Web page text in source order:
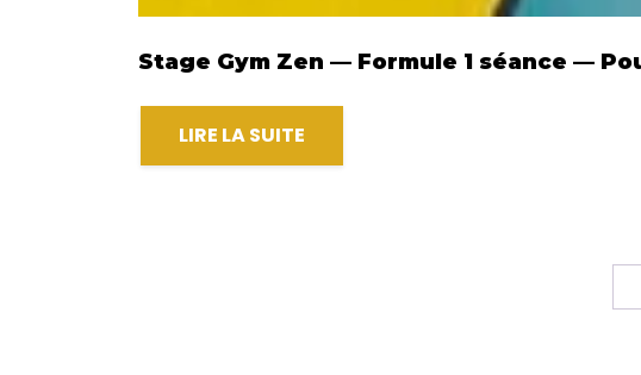
Stage Gym Zen — Formule 1 séance —
LIRE LA SUITE